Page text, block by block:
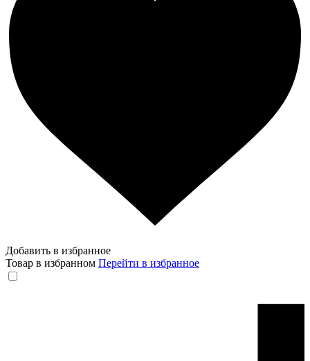
Добавить в избранное
Товар в избранном Перейти в избранное